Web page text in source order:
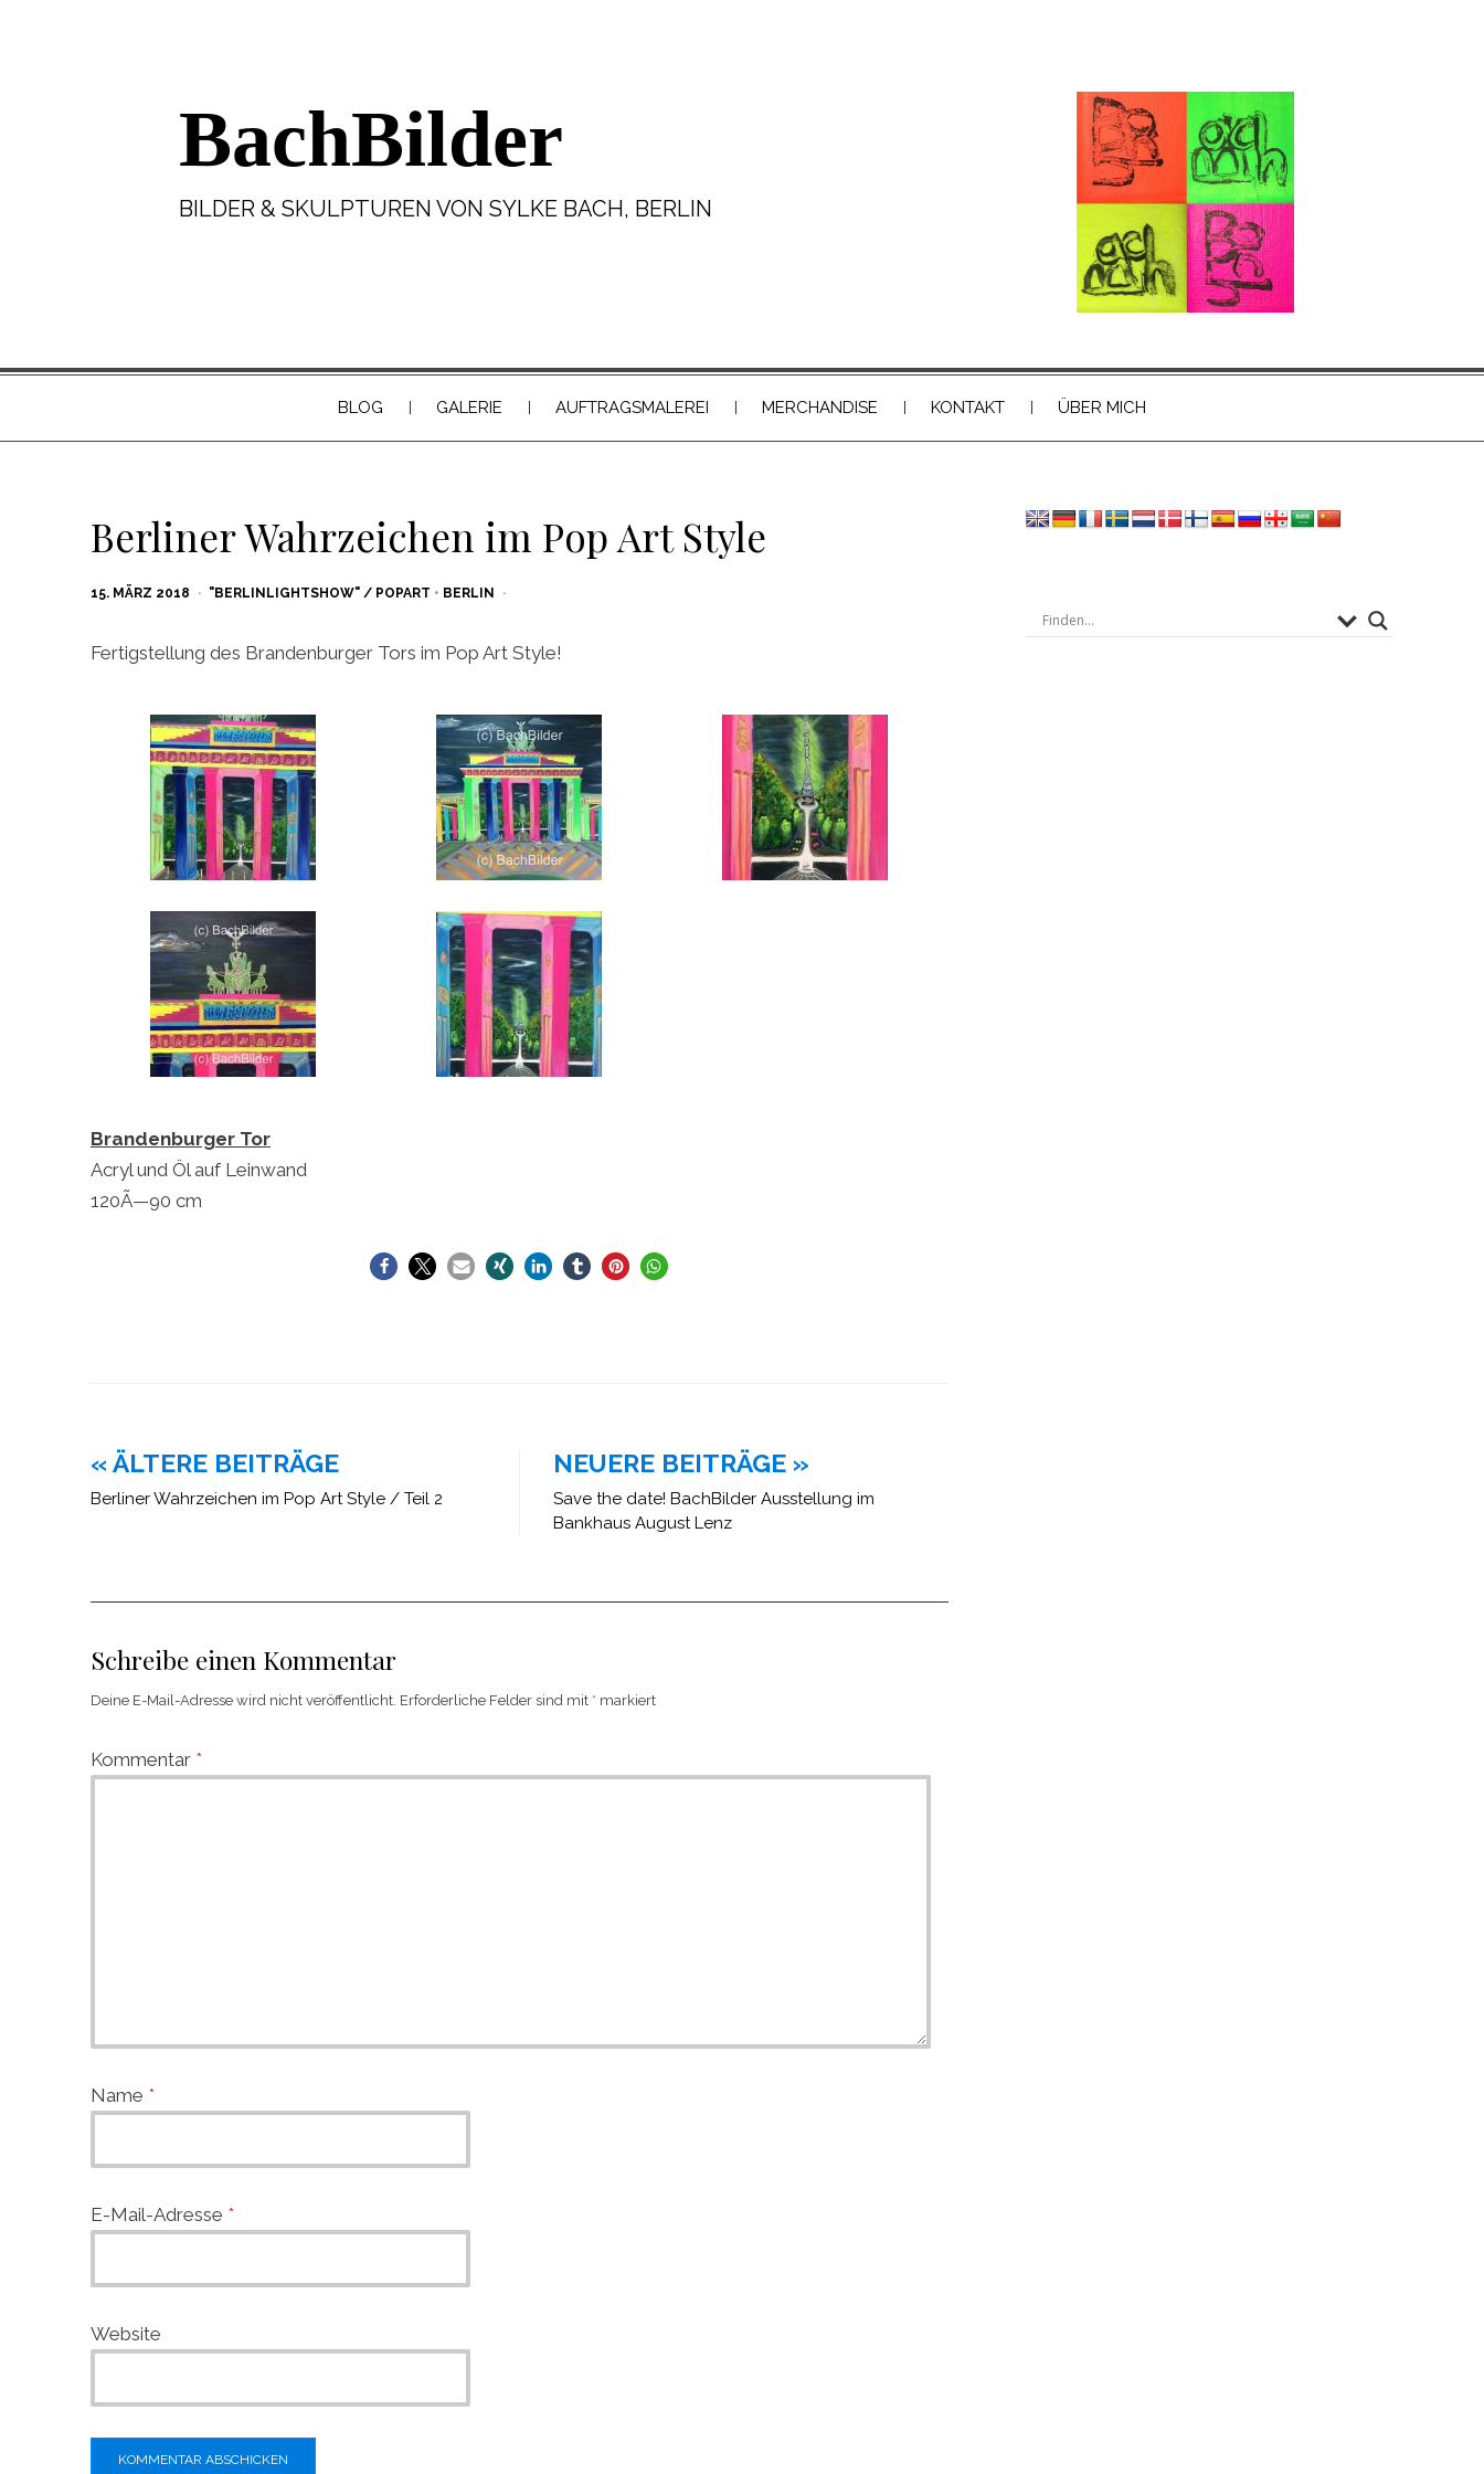
BachBilder
BILDER & SKULPTUREN VON SYLKE BACH, BERLIN
BLOG GALERIE AUFTRAGSMALEREI MERCHANDISE KONTAKT ÜBER MICH
Berliner Wahrzeichen im Pop Art Style
POSTED
15. MÄRZ 2018 "BERLINLIGHTSHOW" / POPART • BERLIN
Fertigstellung des Brandenburger Tors im Pop Art Style!
Brandenburger Tor
Acryl und Öl auf Leinwand
120Ã—90 cm
Beitragsnavigation
« ÄLTERE BEITRÄGE
Berliner Wahrzeichen im Pop Art Style / Teil 2
NEUERE BEITRÄGE »
Save the date! BachBilder Ausstellung im
Bankhaus August Lenz
Schreibe einen Kommentar
Deine E-Mail-Adresse wird nicht veröffentlicht. Erforderliche Felder sind mit * markiert
Kommentar *
Name *
E-Mail-Adresse *
Website